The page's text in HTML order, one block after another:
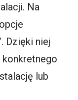
Na
Dzięki niej
lub